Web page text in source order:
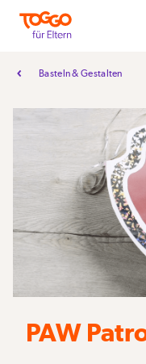
Basteln & Gestalten
PAW